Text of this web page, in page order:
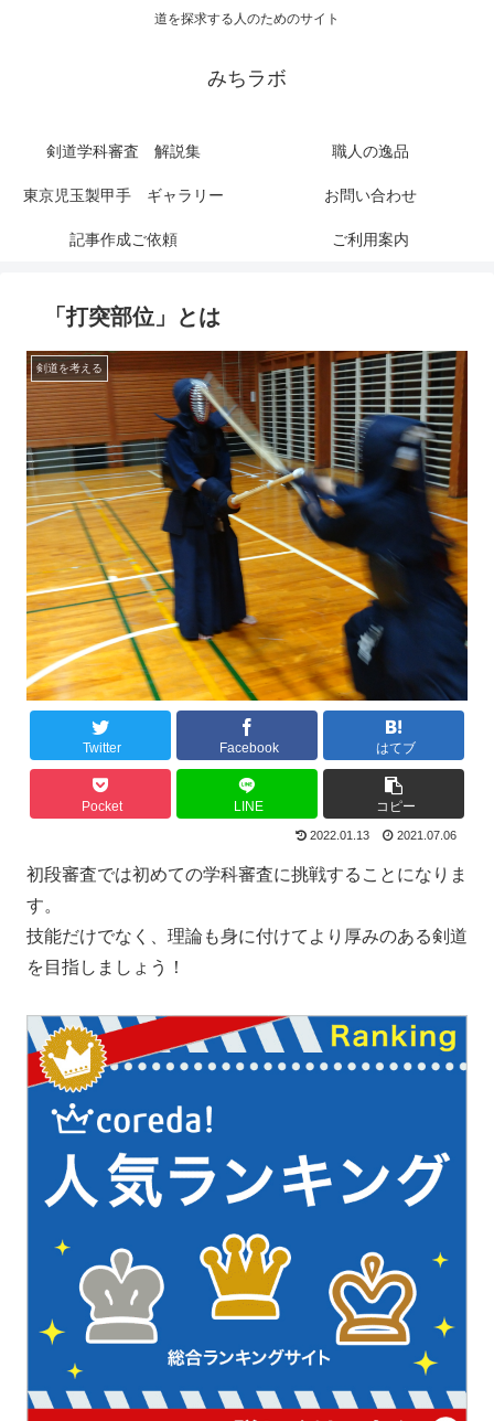
道を探求する人のためのサイト
みちラボ
剣道学科審査 解説集 職人の逸品
東京児玉製甲手 ギャラリー お問い合わせ
記事作成ご依頼 ご利用案内
「打突部位」とは
剣道を考える
Twitter Facebook はてブ
Pocket LINE コピー
2022.01.13 2021.07.06
初段審査では初めての学科審査に挑戦することになりま
す。
技能だけでなく、理論も身に付けてより厚みのある剣道
を目指しましょう！